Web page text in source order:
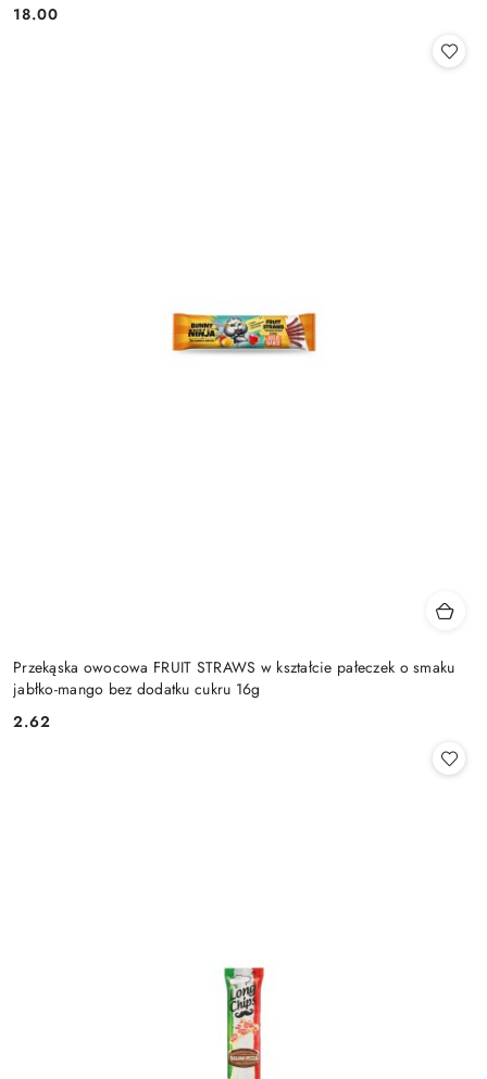
Cena:
18.00
Przekąska owocowa FRUIT STRAWS w kształcie pałeczek o smaku
jabłko-mango bez dodatku cukru 16g
Cena:
2.62